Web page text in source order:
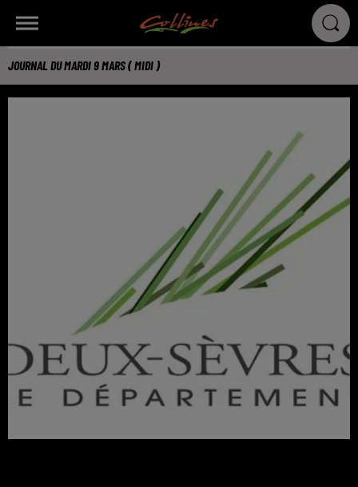
JOURNAL DU MARDI 9 MARS ( MIDI )